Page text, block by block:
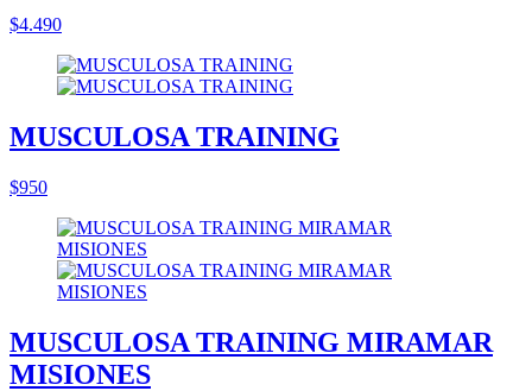
$4.490
MUSCULOSA TRAINING
$950
MUSCULOSA TRAINING MIRAMAR
MISIONES